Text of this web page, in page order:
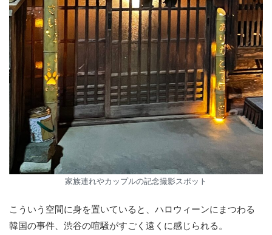
家族連れやカップルの記念撮影スポット
こういう空間に身を置いていると、ハロウィーンにまつわる
韓国の事件、渋谷の喧騒がすごく遠くに感じられる。